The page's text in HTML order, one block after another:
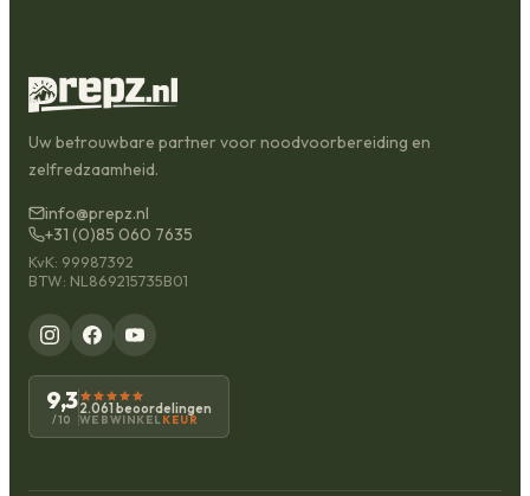
Uw betrouwbare partner voor noodvoorbereiding en
zelfredzaamheid.
info@prepz.nl
+31 (0)85 060 7635
KvK: 99987392
BTW: NL869215735B01
9,3
/10
2.061 beoordelingen
WEBWINKEL KEUR